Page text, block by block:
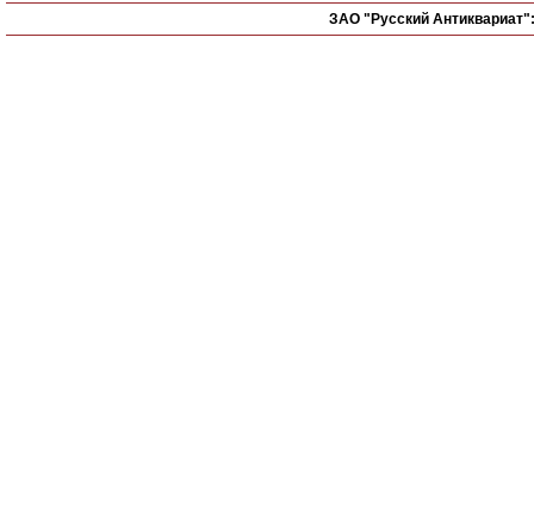
ЗАО "Русский Антиквариат":